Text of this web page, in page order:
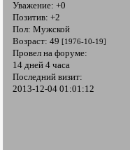
Уважение: +0
Позитив: +2
Пол: Мужской
Возраст: 49 [1976-10-19]
Провел на форуме:
14 дней 4 часа
Последний визит:
2013-12-04 01:01:12